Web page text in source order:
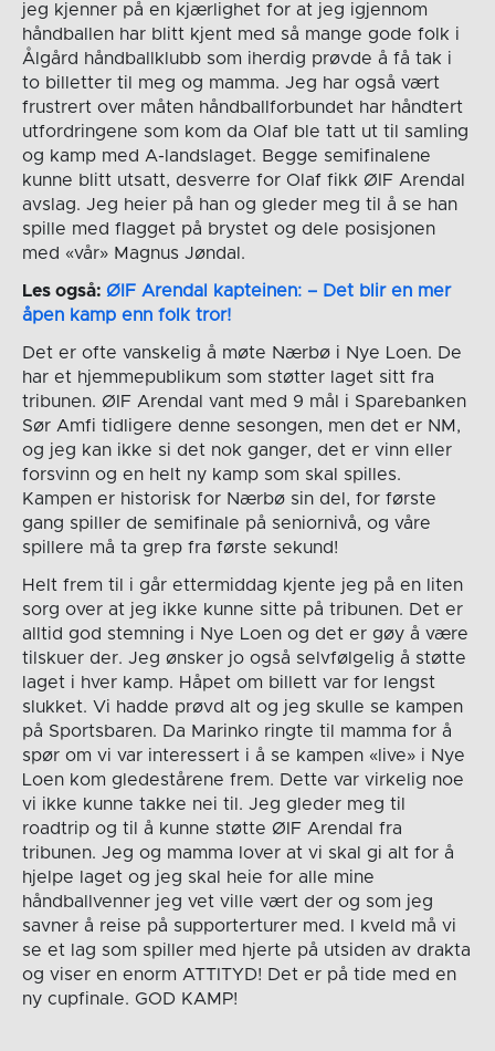
jeg kjenner på en kjærlighet for at jeg igjennom
håndballen har blitt kjent med så mange gode folk i
Ålgård håndballklubb som iherdig prøvde å få tak i
to billetter til meg og mamma. Jeg har også vært
frustrert over måten håndballforbundet har håndtert
utfordringene som kom da Olaf ble tatt ut til samling
og kamp med A-landslaget. Begge semifinalene
kunne blitt utsatt, desverre for Olaf fikk ØIF Arendal
avslag. Jeg heier på han og gleder meg til å se han
spille med flagget på brystet og dele posisjonen
med «vår» Magnus Jøndal.
Les også: ØIF Arendal kapteinen: – Det blir en mer
åpen kamp enn folk tror!
Det er ofte vanskelig å møte Nærbø i Nye Loen. De
har et hjemmepublikum som støtter laget sitt fra
tribunen. ØIF Arendal vant med 9 mål i Sparebanken
Sør Amfi tidligere denne sesongen, men det er NM,
og jeg kan ikke si det nok ganger, det er vinn eller
forsvinn og en helt ny kamp som skal spilles.
Kampen er historisk for Nærbø sin del, for første
gang spiller de semifinale på seniornivå, og våre
spillere må ta grep fra første sekund!
Helt frem til i går ettermiddag kjente jeg på en liten
sorg over at jeg ikke kunne sitte på tribunen. Det er
alltid god stemning i Nye Loen og det er gøy å være
tilskuer der. Jeg ønsker jo også selvfølgelig å støtte
laget i hver kamp. Håpet om billett var for lengst
slukket. Vi hadde prøvd alt og jeg skulle se kampen
på Sportsbaren. Da Marinko ringte til mamma for å
spør om vi var interessert i å se kampen «live» i Nye
Loen kom gledestårene frem. Dette var virkelig noe
vi ikke kunne takke nei til. Jeg gleder meg til
roadtrip og til å kunne støtte ØIF Arendal fra
tribunen. Jeg og mamma lover at vi skal gi alt for å
hjelpe laget og jeg skal heie for alle mine
håndballvenner jeg vet ville vært der og som jeg
savner å reise på supporterturer med. I kveld må vi
se et lag som spiller med hjerte på utsiden av drakta
og viser en enorm ATTITYD! Det er på tide med en
ny cupfinale. GOD KAMP!